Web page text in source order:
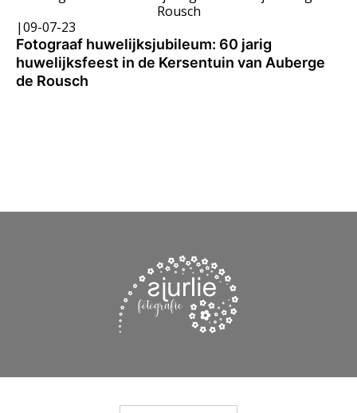
|09-07-23
Fotograaf huwelijksjubileum: 60 jarig
huwelijksfeest in de Kersentuin van Auberge
de Rousch